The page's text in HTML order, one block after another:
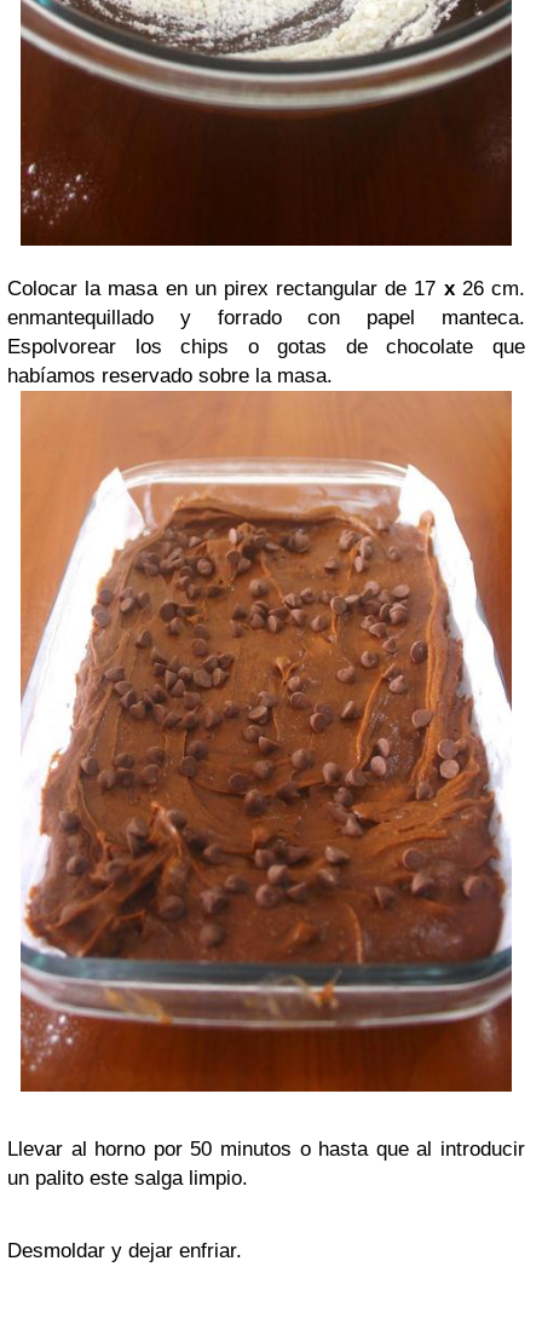
Colocar la masa en un pirex rectangular de 17 x26 cm.
enmantequillado y forrado con papel manteca.
Espolvorear los chips o gotas de chocolate que
habíamos reservado sobre la masa.
Llevar al horno por 50 minutos o hasta que al introducir
un palito este salga limpio.
Desmoldar y dejar enfriar.